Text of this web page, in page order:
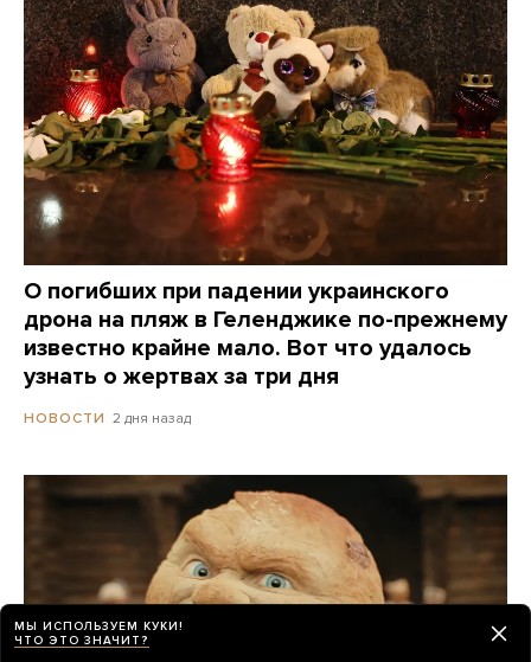
О погибших при падении украинского
дрона на пляж в Геленджике по-прежнему
известно крайне мало. Вот что удалось
узнать о жертвах за три дня
НОВОСТИ 2 дня назад
МЫ ИСПОЛЬЗУЕМ КУКИ!
ЧТО ЭТО ЗНАЧИТ?